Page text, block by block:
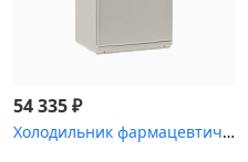
54 335₽
Холодильник фармацевтический Pozis ХФД-280 с металлическими дверя...